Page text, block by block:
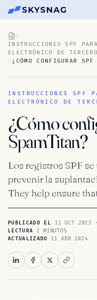
/
INSTRUCCIONES SPF
ELECTRÓNICO DE
/ ¿CÓMO CONFIGURAR
INSTRUCCIONES SPF
ELECTRÓNICO DE
¿Cómo
SpamTitan?
Los registros SPF
prevenir la
They help ensure
PUBLICADO EL 12 OCT 2023
LECTURA 2 MINUTOS
ACTUALIZADO 11 ABR 2024